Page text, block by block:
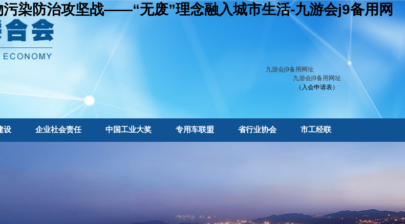
染防治攻坚战——“无废”理念融入城市生活-九游会j9备用网
九游会j9备用网址
九游会j9备用网址
（入会申请表）
设 企业社会责任 中国工业大奖 专用车联盟 省行业协会 市工经联